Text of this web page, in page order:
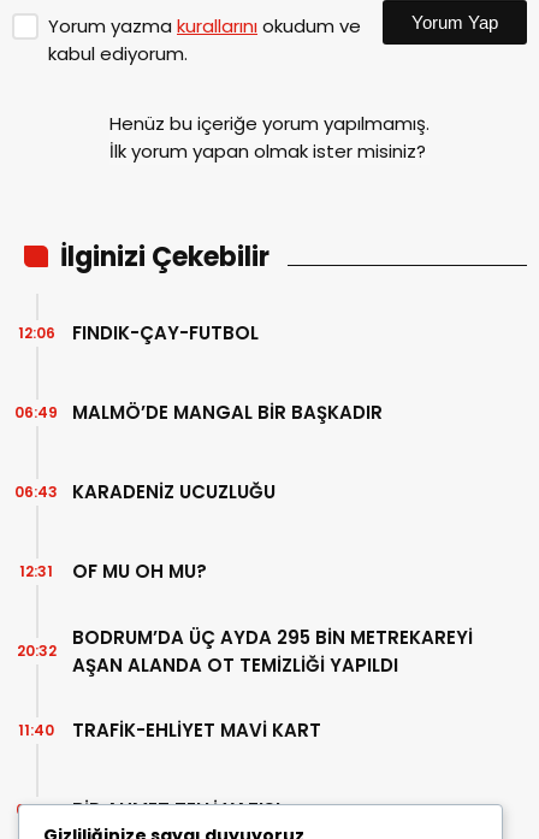
Yorum yazma kurallarınıokudum ve
kabul ediyorum.
Yorum Yap
Henüz bu içeriğe yorum yapılmamış.
İlk yorum yapan olmak ister misiniz?
İlginizi Çekebilir
FINDIK-ÇAY-FUTBOL
12:06
MALMÖ’DE MANGAL BİR BAŞKADIR
06:49
KARADENİZ UCUZLUĞU
06:43
OF MU OH MU?
12:31
BODRUM’DA ÜÇ AYDA 295 BİN METREKAREYİ
AŞAN ALANDA OT TEMİZLİĞİ YAPILDI
20:32
TRAFİK-EHLİYET MAVİ KART
11:40
BİR AHMET TELLİ YAZISI
07:30